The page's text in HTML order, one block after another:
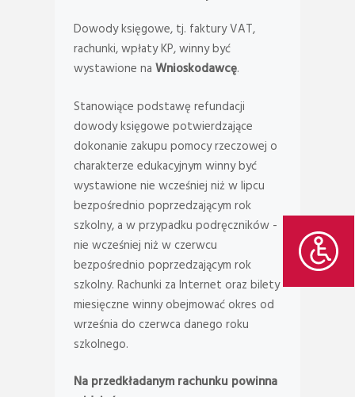
Dowody księgowe, tj. faktury VAT,
rachunki, wpłaty KP, winny być
wystawione na Wnioskodawcę.
Stanowiące podstawę refundacji
dowody księgowe potwierdzające
dokonanie zakupu pomocy rzeczowej o
charakterze edukacyjnym winny być
wystawione nie wcześniej niż w lipcu
bezpośrednio poprzedzającym rok
szkolny, a w przypadku podręczników -
nie wcześniej niż w czerwcu
bezpośrednio poprzedzającym rok
szkolny. Rachunki za Internet oraz bilety
miesięczne winny obejmować okres od
września do czerwca danego roku
szkolnego.
Na przedkładanym rachunku powinna